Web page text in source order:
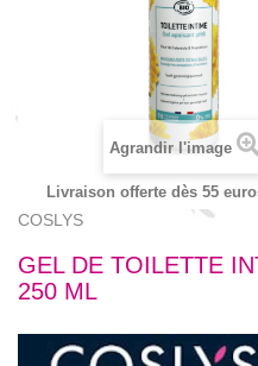
Agrandir l'image
Livraison offerte dès 55
COSLYS
GEL DE TOILETTE
250 ML